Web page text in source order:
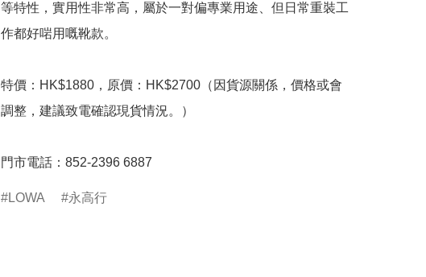
等特性，實用性非常高，屬於一對偏專業用途、但日常重裝工
作都好啱用嘅靴款。
特價：HK$1880，原價：HK$2700（因貨源關係，價格或會
調整，建議致電確認現貨情況。）
門市電話：852-2396 6887
LOWA 永高行